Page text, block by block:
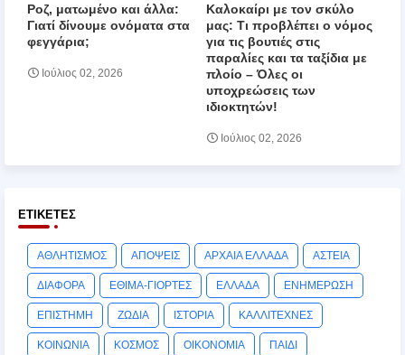
Ροζ, ματωμένο και άλλα:
Γιατί δίνουμε ονόματα στα
φεγγάρια;
Ιούλιος 02, 2026
Καλοκαίρι με τον σκύλο
μας: Τι προβλέπει ο νόμος
για τις βουτιές στις
παραλίες και τα ταξίδια με
πλοίο – Όλες οι
υποχρεώσεις των
ιδιοκτητών!
Ιούλιος 02, 2026
ΕΤΙΚΈΤΕΣ
ΑΘΛΗΤΙΣΜΟΣ ΑΠΟΨΕΙΣ ΑΡΧΑΙΑ ΕΛΛΑΔΑ ΑΣΤΕΙΑ
ΔΙΑΦΟΡΑ ΕΘΙΜΑ-ΓΙΟΡΤΕΣ ΕΛΛΑΔΑ ΕΝΗΜΕΡΩΣΗ
ΕΠΙΣΤΗΜΗ ΖΩΔΙΑ ΙΣΤΟΡΙΑ ΚΑΛΛΙΤΕΧΝΕΣ
ΚΟΙΝΩΝΙΑ ΚΟΣΜΟΣ ΟΙΚΟΝΟΜΙΑ ΠΑΙΔΙ